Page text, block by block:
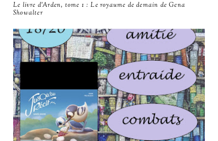
Le livre d'Arden, tome 1 : Le royaume de demain de Gena
Showalter